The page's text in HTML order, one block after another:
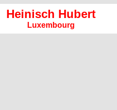
Heinisch Hubert
Luxembourg